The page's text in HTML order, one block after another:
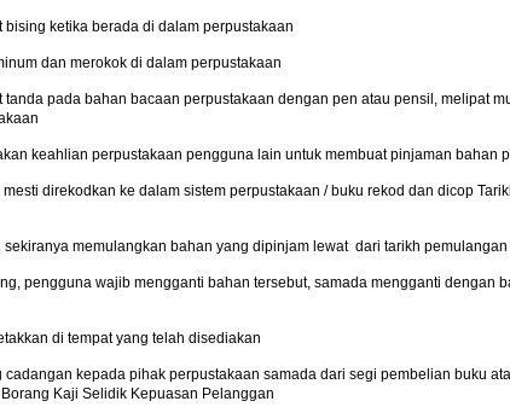
bising ketika berada di dalam perpustakaan
dan merokok di dalam perpustakaan
tanda pada bahan bacaan perpustakaan dengan pen atau pensil, melipat
keahlian perpustakaan pengguna lain untuk membuat pinjaman bahan
direkodkan ke dalam sistem perpustakaan / buku rekod dan dicop
sekiranya memulangkan bahan yang dipinjam lewat dari tarikh pemulangan
pengguna wajib mengganti bahan tersebut, samada mengganti dengan
di tempat yang telah disediakan
kepada pihak perpustakaan samada dari segi pembelian buku
Kaji Selidik Kepuasan Pelanggan